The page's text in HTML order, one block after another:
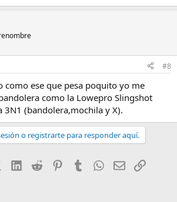
#8
como ese que pesa poquito yo me
como la Lowepro Slingshot
3N1 (bandolera,mochila y X).
o registrarte para responder aquí.
X (Twitter)
LinkedIn
Reddit PinterestTumblr WhatsApp
EmailEnlace